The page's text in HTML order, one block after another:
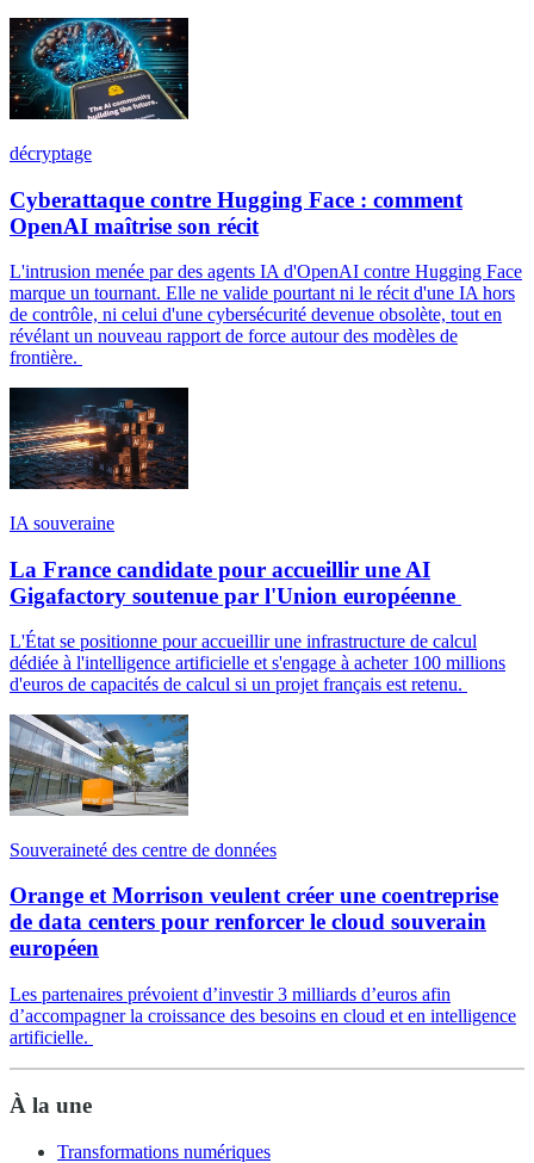
décryptage
Cyberattaque contre Hugging Face : comment
OpenAI maîtrise son récit
L'intrusion menée par des agents IA d'OpenAI contre Hugging Face
marque un tournant. Elle ne valide pourtant ni le récit d'une IA hors
de contrôle, ni celui d'une cybersécurité devenue obsolète, tout en
révélant un nouveau rapport de force autour des modèles de
frontière.
IA souveraine
La France candidate pour accueillir une AI
Gigafactory soutenue par l'Union européenne
L'État se positionne pour accueillir une infrastructure de calcul
dédiée à l'intelligence artificielle et s'engage à acheter 100 millions
d'euros de capacités de calcul si un projet français est retenu.
Souveraineté des centre de données
Orange et Morrison veulent créer une coentreprise
de data centers pour renforcer le cloud souverain
européen
Les partenaires prévoient d’investir 3 milliards d’euros afin
d’accompagner la croissance des besoins en cloud et en intelligence
artificielle.
À la une
Transformations numériques